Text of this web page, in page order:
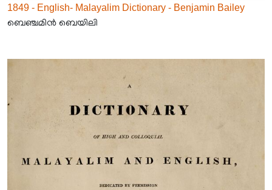
1849 - English- Malayalim Dictionary - Benjamin Bailey
ബെഞ്ചമിൻ ബെയിലി